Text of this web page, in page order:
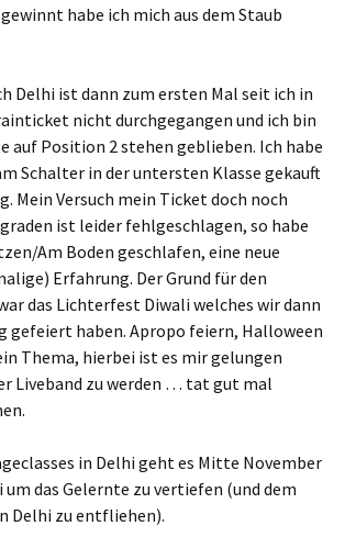
habe ich mich aus dem Staub
Delhi ist dann zum ersten Mal seit ich in
nicht durchgegangen und ich bin
auf Position 2 stehen geblieben. Ich habe
Schalter in der untersten Klasse gekauft
Mein Versuch mein Ticket doch noch
ist leider fehlgeschlagen, so habe
Am Boden geschlafen, eine neue
Erfahrung. Der Grund für den
das Lichterfest Diwali welches wir dann
gefeiert haben. Apropo feiern, Halloween
Thema, hierbei ist es mir gelungen
Liveband zu werden … tat gut mal
in Delhi geht es Mitte November
um das Gelernte zu vertiefen (und dem
Delhi zu entfliehen).